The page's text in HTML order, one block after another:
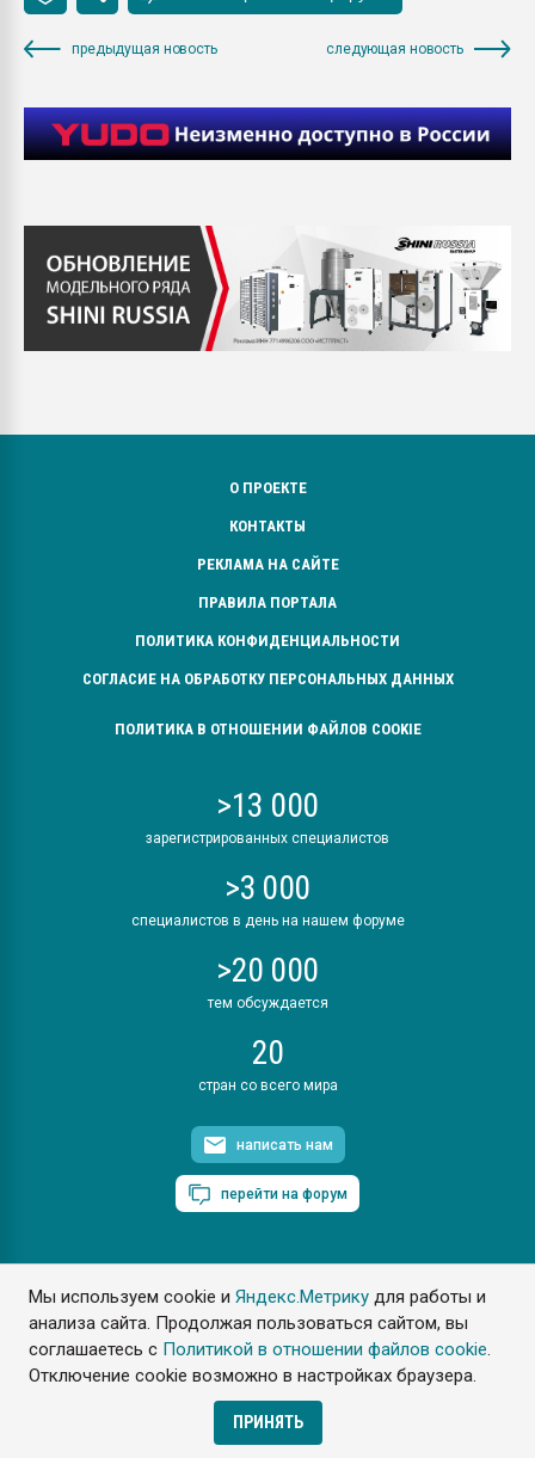
Мы используем cookie иЯндекс.Метрику для работы и
анализа сайта. Продолжая пользоваться сайтом, вы
соглашаетесь с Политикой в отношении файлов cookie.
Отключение cookie возможно в настройках браузера.
ПРИНЯТЬ
предыдущая новость следующая новость
О ПРОЕКТЕ
КОНТАКТЫ
РЕКЛАМА НА САЙТЕ
ПРАВИЛА ПОРТАЛА
ПОЛИТИКА КОНФИДЕНЦИАЛЬНОСТИ
СОГЛАСИЕ НА ОБРАБОТКУ ПЕРСОНАЛЬНЫХ ДАННЫХ
ПОЛИТИКА В ОТНОШЕНИИ ФАЙЛОВ COOKIE
>13 000
зарегистрированных специалистов
>3 000
специалистов в день на нашем форуме
>20 000
тем обсуждается
20
стран со всего мира
написать нам
перейти на форум
ПластЭксперт © 2006. Все права защищены
Разрешается копирование материалов сайта с обязательной
ссылкой на www.e-plastic.ru
Разработка сайта